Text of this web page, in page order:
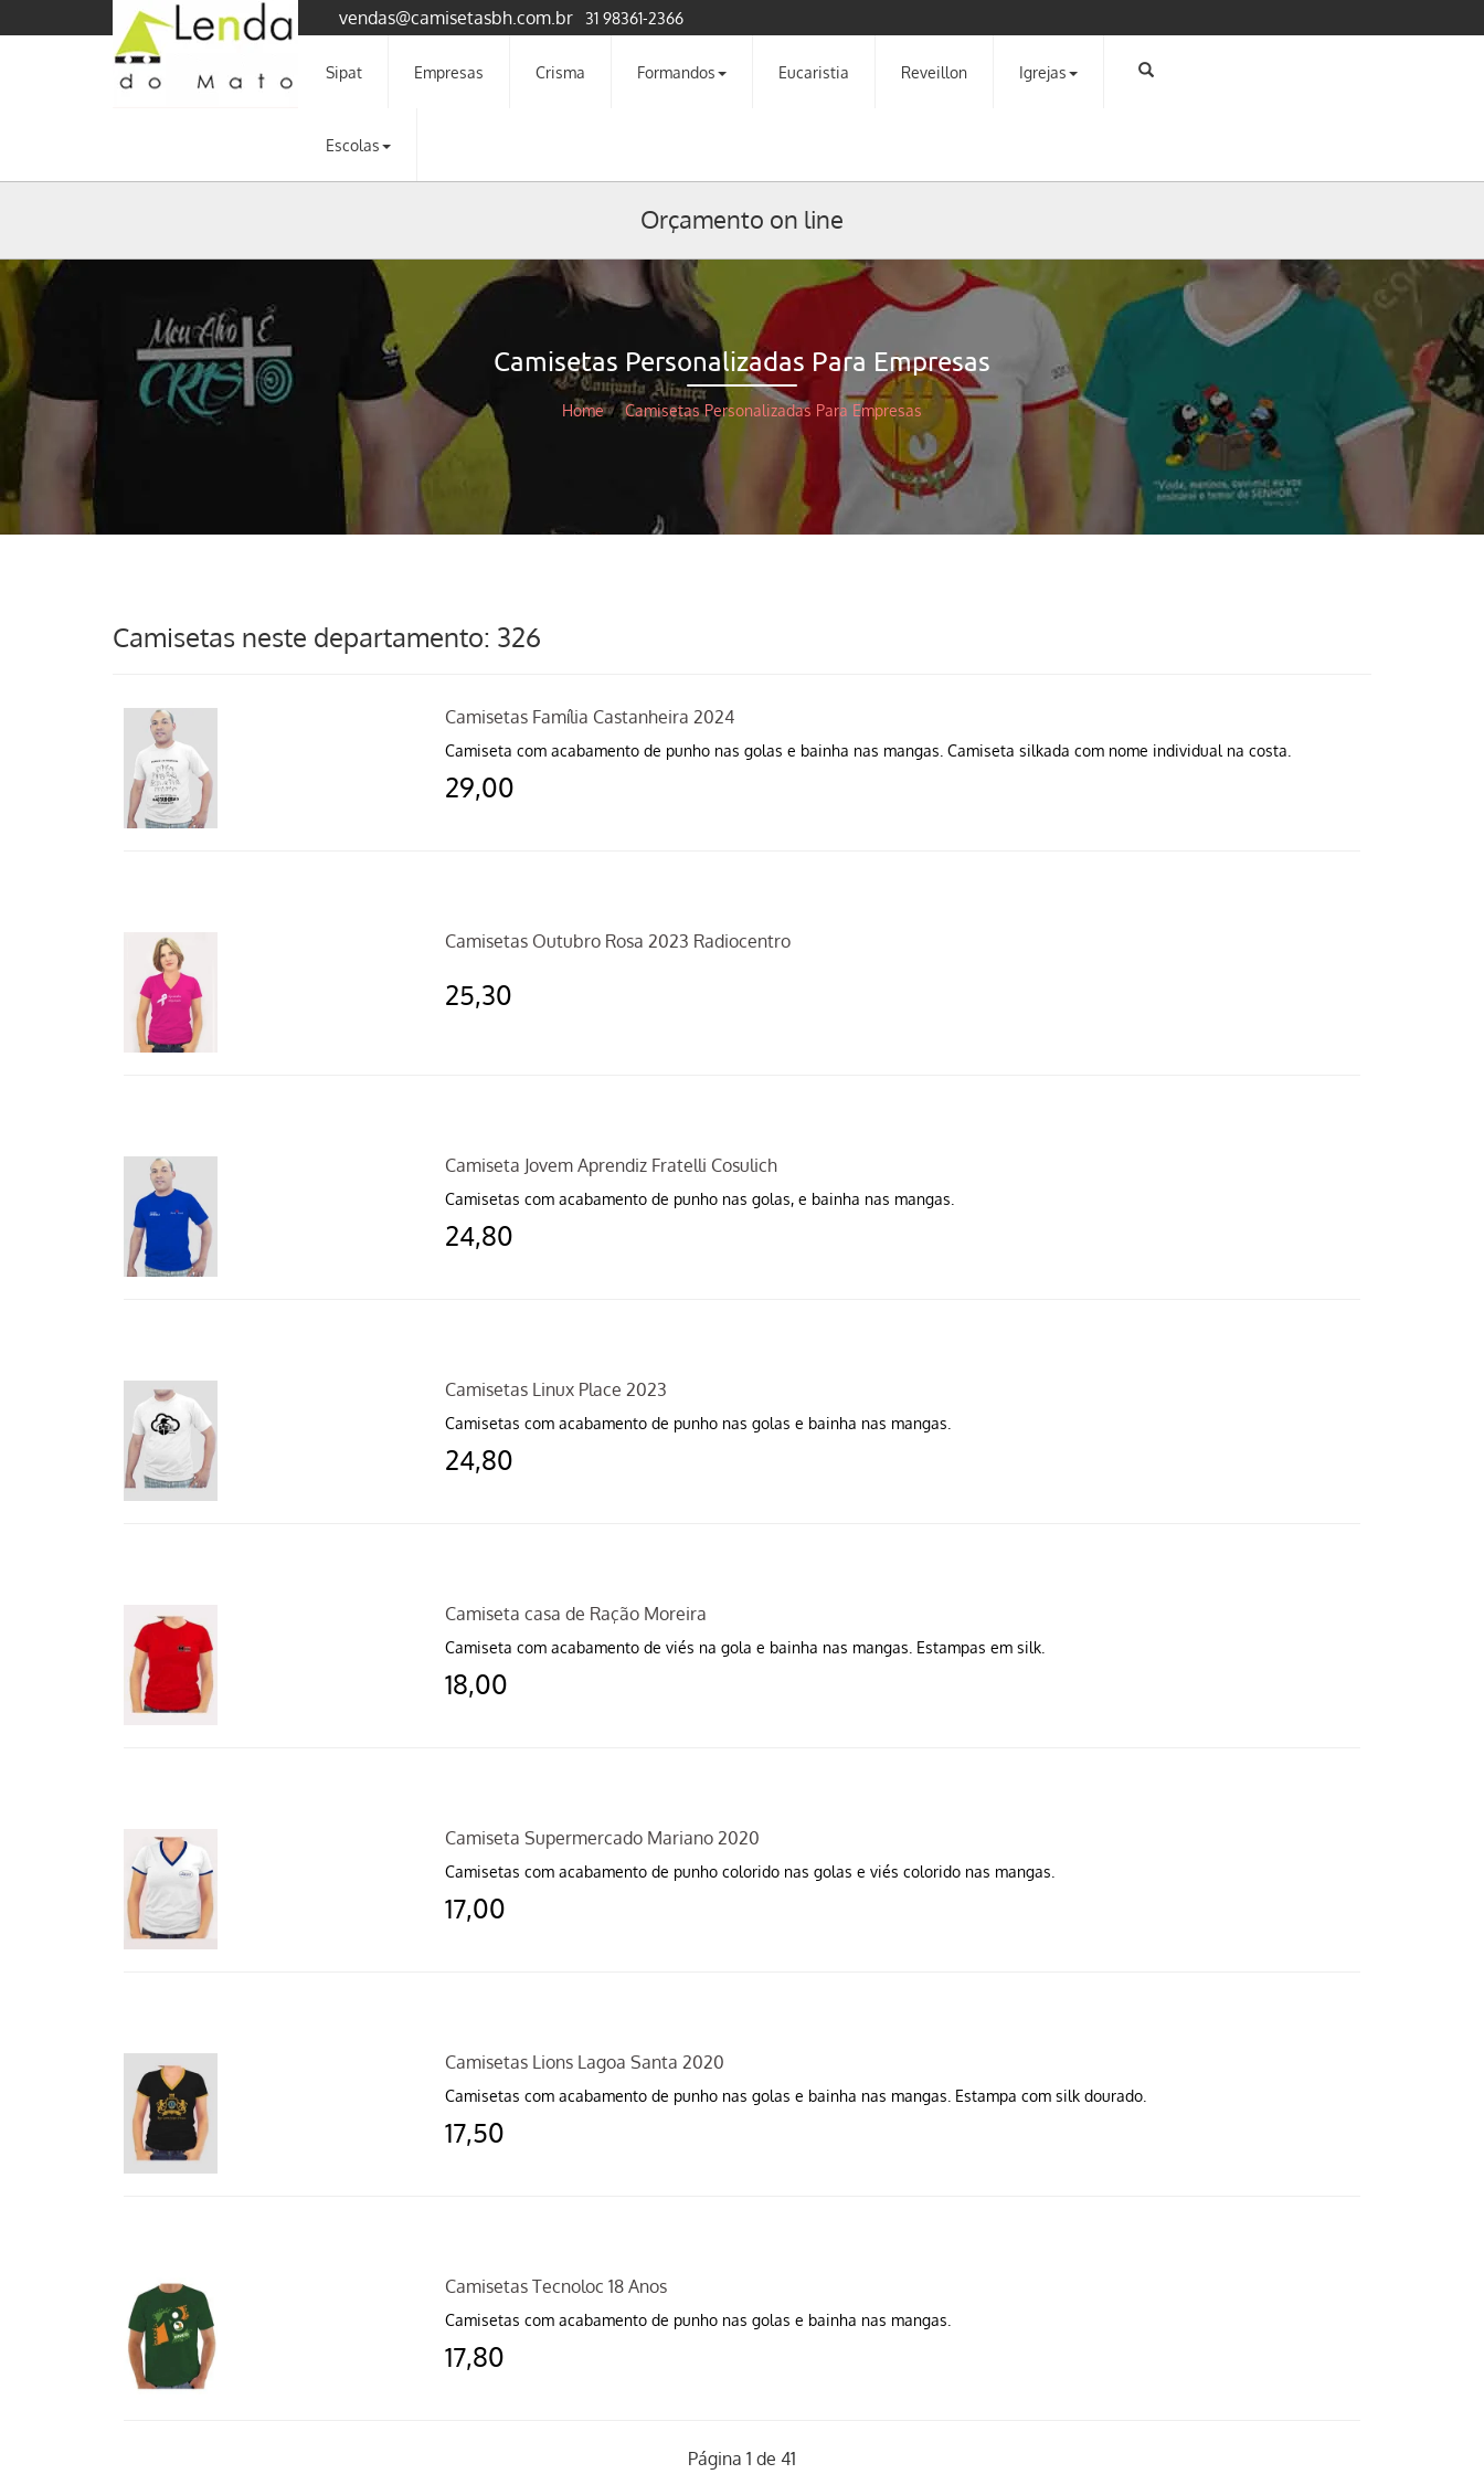
vendas@camisetasbh.com.br 31 98361-2366
Sipat Empresas Crisma Formandos Eucaristia Reveillon Igrejas
Escolas
Orçamento on line
Camisetas Personalizadas Para Empresas
Home / Camisetas Personalizadas Para Empresas
Camisetas neste departamento: 326
Camisetas Família Castanheira 2024
Camiseta com acabamento de punho nas golas e bainha nas mangas. Camiseta silkada com nome individual na costa.
29,00
Camisetas Outubro Rosa 2023 Radiocentro
25,30
Camiseta Jovem Aprendiz Fratelli Cosulich
Camisetas com acabamento de punho nas golas, e bainha nas mangas.
24,80
Camisetas Linux Place 2023
Camisetas com acabamento de punho nas golas e bainha nas mangas.
24,80
Camiseta casa de Ração Moreira
Camiseta com acabamento de viés na gola e bainha nas mangas. Estampas em silk.
18,00
Camiseta Supermercado Mariano 2020
Camisetas com acabamento de punho colorido nas golas e viés colorido nas mangas.
17,00
Camisetas Lions Lagoa Santa 2020
Camisetas com acabamento de punho nas golas e bainha nas mangas. Estampa com silk dourado.
17,50
Camisetas Tecnoloc 18 Anos
Camisetas com acabamento de punho nas golas e bainha nas mangas.
17,80
Página 1 de 41